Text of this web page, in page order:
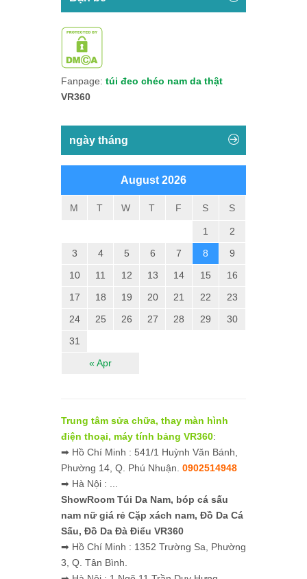
Fanpage: túi đeo chéo nam da thật
VR360
ngày tháng
August 2026
M T W T F S S
« Apr
1
2
3
4 5 6 7 8
9
10
11 12 13 14 15
16
17
18 19 20 21 22
23
24
25 26 27 28 29
30
31
Trung tâm sửa chữa, thay màn hình
điện thoại, máy tính bảng VR360:
➡ Hồ Chí Minh : 541/1 Huỳnh Văn Bánh,
Phường 14, Q. Phú Nhuận. 0902514948
➡ Hà Nội : ...
ShowRoom Túi Da Nam, bóp cá sấu
nam nữ giá rẻ Cặp xách nam, Đồ Da Cá
Sấu, Đồ Da Đà Điểu VR360
➡ Hồ Chí Minh : 1352 Trường Sa, Phường
3, Q. Tân Bình.